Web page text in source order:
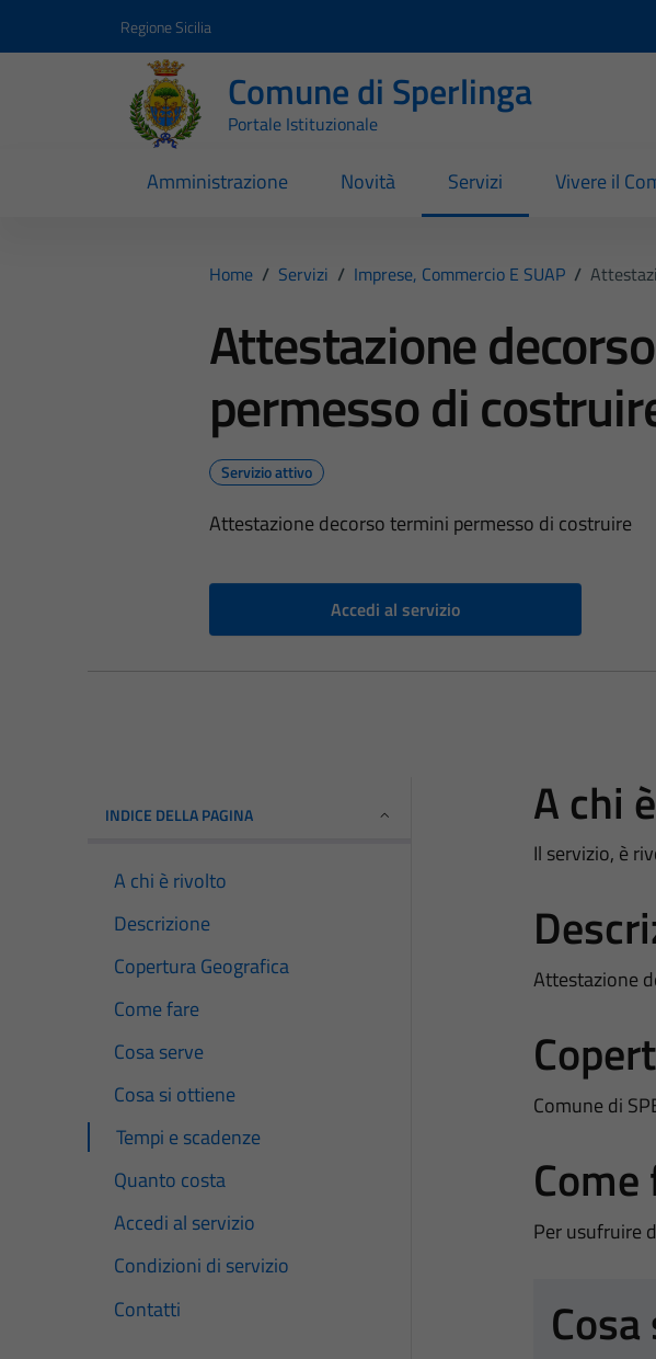
Regione Sicilia
Comune di Sperlinga
Portale Istituzionale
Amministrazione Novità Servizi Vivere il
Home / Servizi / Imprese, Commercio E SUAP /
Attestazione
permesso di
Servizio attivo
Attestazione decorso termini permesso di costruire
Accedi al servizio
INDICE DELLA PAGINA
A chi è rivolto
Descrizione
Copertura Geografica
Come fare
Cosa serve
Cosa si ottiene
Tempi e scadenze
Quanto costa
Accedi al servizio
Condizioni di servizio
Contatti
A chi
Il servizio, è
Attestazione
Comune di
Per usufruire